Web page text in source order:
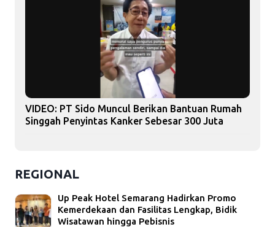
VIDEO: PT Sido Muncul Berikan Bantuan Rumah
Singgah Penyintas Kanker Sebesar 300 Juta
REGIONAL
Up Peak Hotel Semarang Hadirkan Promo
Kemerdekaan dan Fasilitas Lengkap, Bidik
Wisatawan hingga Pebisnis